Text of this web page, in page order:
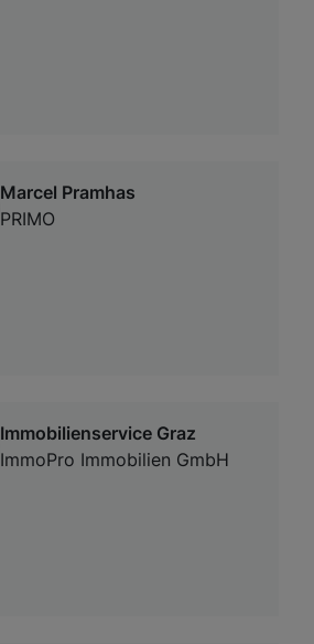
Marcel Pramhas
PRIMO
Immobilienservice Graz
ImmoPro Immobilien GmbH